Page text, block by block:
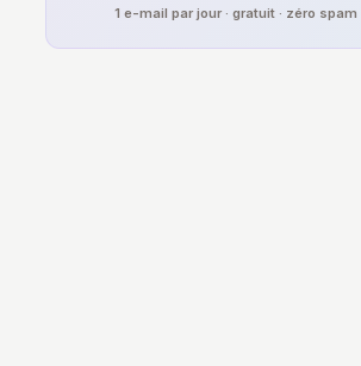
1 e-mail par jour · gratuit · zéro spam